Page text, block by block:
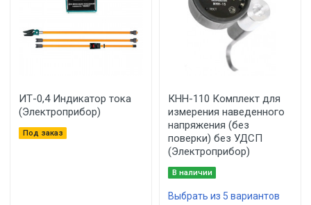
ИТ-0,4 Индикатор тока
(Электроприбор)
Под заказ
КНН-110 Комплект для
измерения наведенного
напряжения (без
поверки) без УДСП
(Электроприбор)
В наличии
Выбрать из 5 вариантов